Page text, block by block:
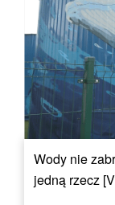
Wody nie
jedną rzecz